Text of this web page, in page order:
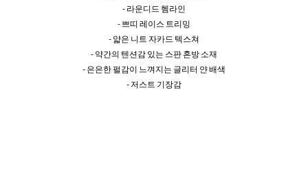
- 라운디드 헴라인
- 쁘띠 레이스 트리밍
- 얇은 니트 자카드 텍스쳐
- 약간의 텐션감 있는 스판 혼방 소재
- 은은한 펄감이 느껴지는 글리터 얀 배색
- 저스트 기장감